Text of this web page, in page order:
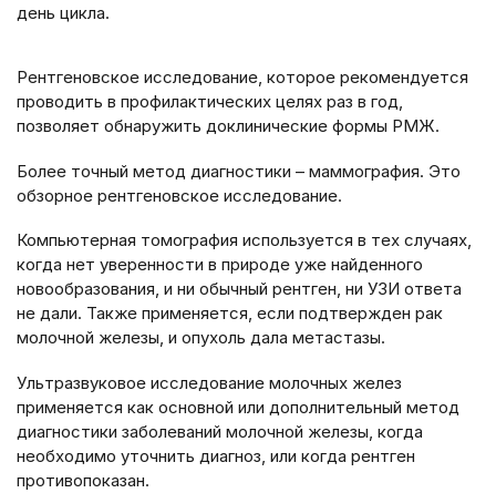
день цикла.
Рентгеновское исследование, которое рекомендуется
проводить в профилактических целях раз в год,
позволяет обнаружить доклинические формы РМЖ.
Более точный метод диагностики – маммография. Это
обзорное рентгеновское исследование.
Компьютерная томография используется в тех случаях,
когда нет уверенности в природе уже найденного
новообразования, и ни обычный рентген, ни УЗИ ответа
не дали. Также применяется, если подтвержден рак
молочной железы, и опухоль дала метастазы.
Ультразвуковое исследование молочных желез
применяется как основной или дополнительный метод
диагностики заболеваний молочной железы, когда
необходимо уточнить диагноз, или когда рентген
противопоказан.